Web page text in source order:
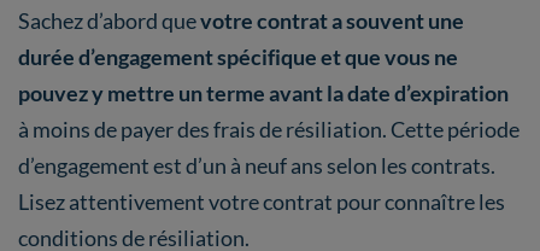
Sachez d’abord quevotre contrat a souvent une
durée d’engagement spécifique et que vous ne
pouvez y mettre un terme avant la date d’expiration
à moins de payer des frais de résiliation. Cette période
d’engagement est d’un à neuf ans selon les contrats.
Lisez attentivement votre contrat pour connaître les
conditions de résiliation.